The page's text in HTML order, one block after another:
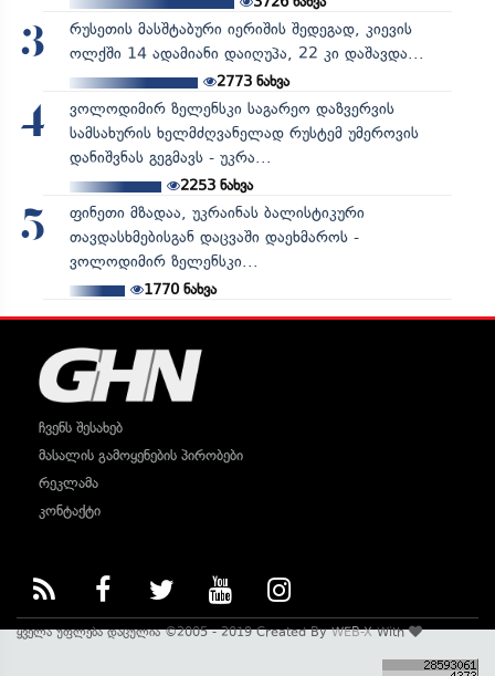
3
რუსეთის მასშტაბური იერიშის შედეგად, კიევის
ოლქში 14 ადამიანი დაიღუპა, 22 კი დაშავდა...
2773ნახვა
4
ვოლოდიმირ ზელენსკი საგარეო დაზვერვის
სამსახურის ხელმძღვანელად რუსტემ უმეროვის
დანიშვნას გეგმავს - უკრა...
2253ნახვა
5
ფინეთი მზადაა, უკრაინას ბალისტიკური
თავდასხმებისგან დაცვაში დაეხმაროს -
ვოლოდიმირ ზელენსკი...
1770ნახვა
ჩვენს შესახებ
მასალის გამოყენების პირობები
რეკლამა
კონტაქტი
ყველა უფლება დაცულია ©2005 - 2019 Created ByWEB-XWith